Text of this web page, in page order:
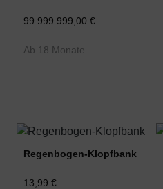
99.999.999,00 €
Ab 18 Monate
Regenbogen-Klopfbank
13,99 €